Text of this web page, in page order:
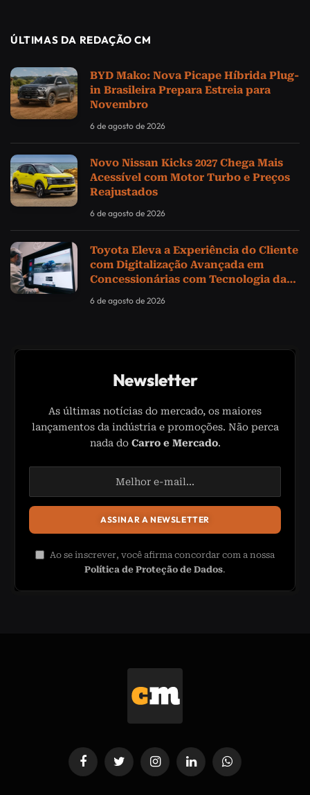
ÚLTIMAS DA REDAÇÃO CM
BYD Mako: Nova Picape Híbrida Plug-
in Brasileira Prepara Estreia para
Novembro
6 de agosto de 2026
Novo Nissan Kicks 2027 Chega Mais
Acessível com Motor Turbo e Preços
Reajustados
6 de agosto de 2026
Toyota Eleva a Experiência do Cliente
com Digitalização Avançada em
Concessionárias com Tecnologia da
6 de agosto de 2026
Newsletter
As últimas notícias do mercado, os maiores
lançamentos da indústria e promoções. Não perca
nada do Carro e Mercado.
Ao se inscrever, você afirma concordar com a nossa
Política de Proteção de Dados.
FacebookTwitterInstagramLinkedIn WhatsApp